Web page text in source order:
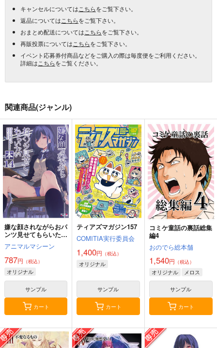
キャンセルについては こちらをご覧下さい。
返品については こちらをご覧下さい。
おまとめ配送については こちらをご覧下さい。
再販投票については こちらをご覧下さい。
イベント応募券付商品などをご購入の際は毎度便をご利用ください。
詳細は こちらをご覧ください。
関連商品(ジャンル)
嫌な顔されながらおパ
ンツ見せてもらいたい
本14
アニマルマシーン
787円 （税込）
オリジナル
サンプル
カート
ティアズマガジン157
COMITIA実行委員会
1,400円 （税込）
オリジナル
サンプル
カート
コミケ童話の裏話総集
編4
おのでら総本舗
1,540円 （税込）
オリジナル メロス
サンプル
カート